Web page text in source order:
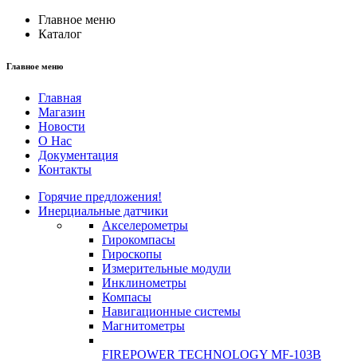
Главное меню
Каталог
Главное меню
Главная
Магазин
Новости
О Нас
Документация
Контакты
Горячие предложения!
Инерциальные датчики
Акселерометры
Гирокомпасы
Гироскопы
Измерительные модули
Инклинометры
Компасы
Навигационные системы
Магнитометры
FIREPOWER TECHNOLOGY MF-103B